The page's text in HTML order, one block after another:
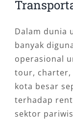
Dalam dunia
banyak
operasional
tour, charter,
kota besar
terhadap
sektor